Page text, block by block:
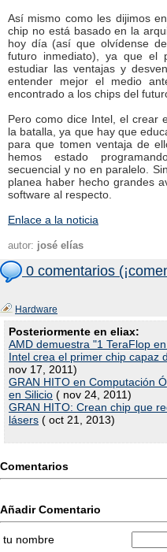
Así mismo como les dijimos
chip no está basado en la
hoy día (así que olvídense
futuro inmediato), ya que el
estudiar las ventajas y
entender mejor el medio
encontrado a los chips del
Pero como dice Intel, el crear
la batalla, ya que hay que
para que tomen ventaja de
hemos estado
secuencial y no en paralelo.
planea haber hecho grandes
software al respecto.
Enlace a la noticia
autor: josé elías
0 comentarios
Hardware
Posteriormente en eliax:
AMD demuestra "1 TeraFlop
Intel crea el primer chip capaz
nov 17, 2011)
GRAN HITO en Computación
en Silicio ( nov 24, 2011)
GRAN HITO: Crean chip que
lásers ( oct 21, 2013)
Comentarios
Añadir Comentario
tu nombre